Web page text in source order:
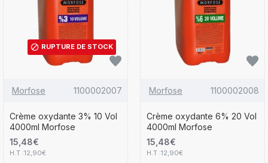
RUPTURE DE STOCK
Morfose 1100002007
Crème oxydante 3% 10 Vol
4000ml Morfose
15,48€
H.T :12,90€
Morfose 1100002008
Crème oxydante 6% 20 Vol
4000ml Morfose
15,48€
H.T :12,90€